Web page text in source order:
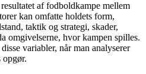
af fodboldkampe mellem
kan omfatte holdets form,
taktik og strategi, skader,
omgivelserne, hvor kampen spilles.
variabler, når man analyserer
opgør.